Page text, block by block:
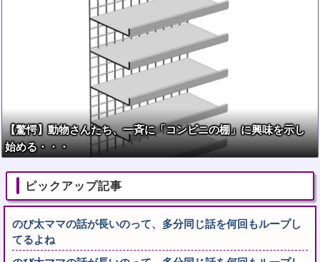
【驚愕】動物さんたち、一斉に「コンビニの棚」に興味を示し
始める・・・
ピックアップ記事
のび太ママの話が長いのって、多分同じ話を何回もループし
てるよね